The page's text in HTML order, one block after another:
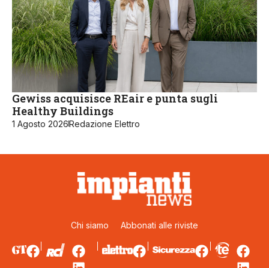
Gewiss acquisisce REair e punta sugli
Healthy Buildings
1 Agosto 2026Redazione Elettro
Chi siamo Abbonati alle riviste